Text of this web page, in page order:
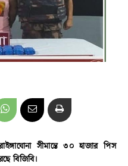
সীমান্তে ৩০ হাজার পিস
বিজিবি।